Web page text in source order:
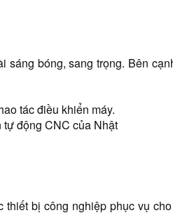
bóng, sang trọng. Bên
tác điều khiển máy.
tự động CNC của Nhật
thiết bị công nghiệp phục vụ